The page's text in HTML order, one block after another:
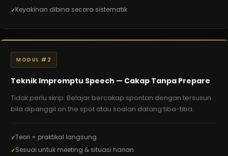
Keyakinan dibina secara sistematik
MODUL #2
Teknik Impromptu Speech — Cakap Tanpa Prepare
Tidak perlu skrip. Belajar bercakap spontan dengan tersusun
bila dipanggil on the spot atau soalan datang tiba-tiba.
Teori + praktikal langsung
Sesuai untuk meeting & situasi harian